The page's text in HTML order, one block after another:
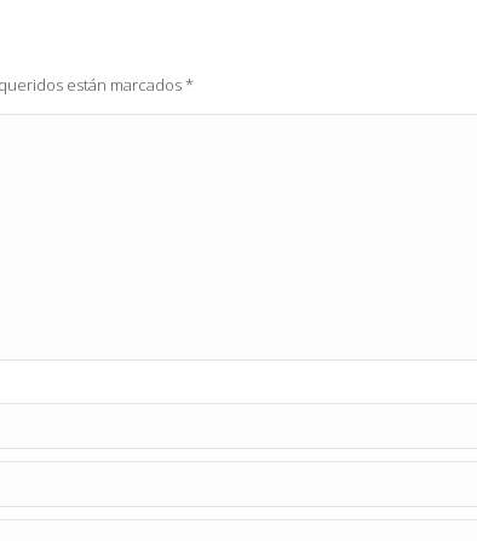
están marcados*